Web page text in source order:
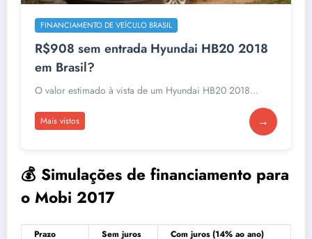
FINANCIAMENTO DE VEÍCULO BRASIL
R$908 sem entrada Hyundai HB20 2018
em Brasil?
O valor estimado à vista de um Hyundai HB20 2018...
Mais vistos →
💰 Simulações de financiamento para
o Mobi 2017
Prazo Sem juros
Com juros (14% ao ano)